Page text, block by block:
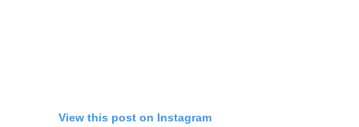
View this post on Instagram